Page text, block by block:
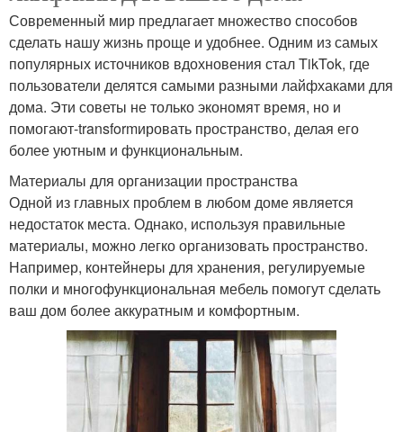
Современный мир предлагает множество способов
сделать нашу жизнь проще и удобнее. Одним из самых
популярных источников вдохновения стал TikTok, где
пользователи делятся самыми разными лайфхаками для
дома. Эти советы не только экономят время, но и
помогают-transformировать пространство, делая его
более уютным и функциональным.
Материалы для организации пространства
Одной из главных проблем в любом доме является
недостаток места. Однако, используя правильные
материалы, можно легко организовать пространство.
Например, контейнеры для хранения, регулируемые
полки и многофункциональная мебель помогут сделать
ваш дом более аккуратным и комфортным.